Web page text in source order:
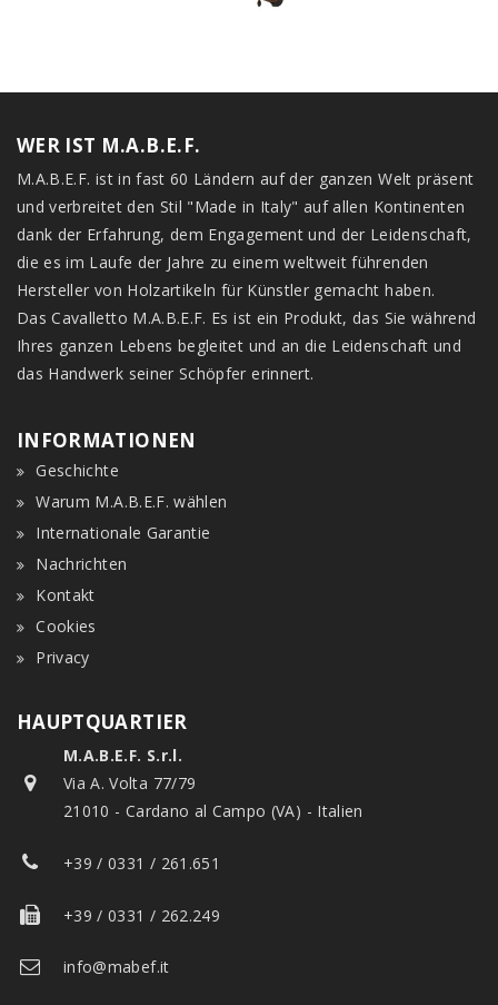
WER IST M.A.B.E.F.
M.A.B.E.F. ist in fast 60 Ländern auf der ganzen Welt präsent
und verbreitet den Stil "Made in Italy" auf allen Kontinenten
dank der Erfahrung, dem Engagement und der Leidenschaft,
die es im Laufe der Jahre zu einem weltweit führenden
Hersteller von Holzartikeln für Künstler gemacht haben.
Das Cavalletto M.A.B.E.F. Es ist ein Produkt, das Sie während
Ihres ganzen Lebens begleitet und an die Leidenschaft und
das Handwerk seiner Schöpfer erinnert.
INFORMATIONEN
Geschichte
Warum M.A.B.E.F. wählen
Internationale Garantie
Nachrichten
Kontakt
Cookies
Privacy
HAUPTQUARTIER
M.A.B.E.F. S.r.l.
Via A. Volta 77/79
21010 - Cardano al Campo (VA) - Italien
+39 / 0331 / 261.651
+39 / 0331 / 262.249
info@mabef.it